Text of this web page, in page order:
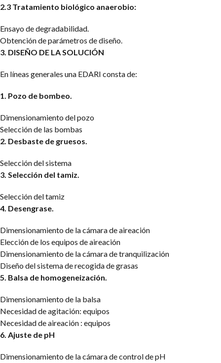
2.3 Tratamiento biológico anaerobio:
Ensayo de degradabilidad.
Obtención de parámetros de diseño.
3. DISEÑO DE LA SOLUCIÓN
En líneas generales una EDARI consta de:
1. Pozo de bombeo.
Dimensionamiento del pozo
Selección de las bombas
2. Desbaste de gruesos.
Selección del sistema
3. Selección del tamiz.
Selección del tamiz
4. Desengrase.
Dimensionamiento de la cámara de aireación
Elección de los equipos de aireación
Dimensionamiento de la cámara de tranquilización
Diseño del sistema de recogida de grasas
5. Balsa de homogeneización.
Dimensionamiento de la balsa
Necesidad de agitación: equipos
Necesidad de aireación : equipos
6. Ajuste de pH
Dimensionamiento de la cámara de control de pH